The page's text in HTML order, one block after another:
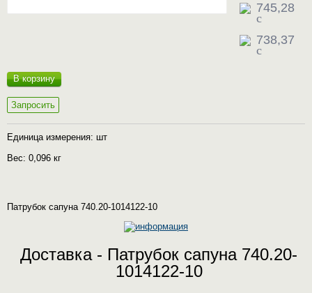
745,28
c
738,37
c
В корзину
Запросить
Единица измерения: шт
Вес: 0,096 кг
Патрубок сапуна 740.20-1014122-10
Доставка - Патрубок сапуна 740.20-
1014122-10